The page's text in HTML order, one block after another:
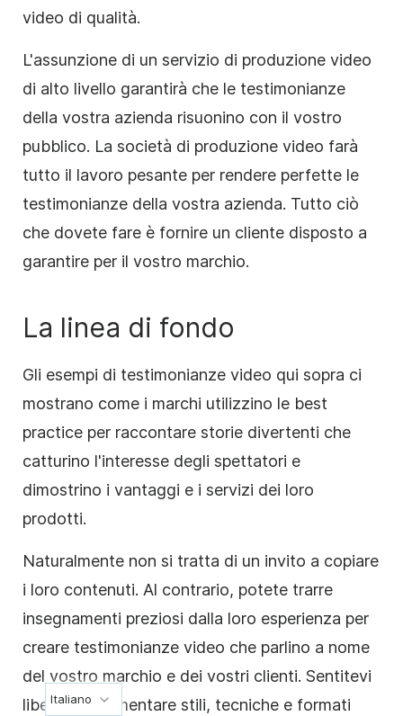
video di qualità.
L'assunzione di un servizio di produzione video
di alto livello garantirà che le testimonianze
della vostra azienda risuonino con il vostro
pubblico. La società di produzione video farà
tutto il lavoro pesante per rendere perfette le
testimonianze della vostra azienda. Tutto ciò
che dovete fare è fornire un cliente disposto a
garantire per il vostro marchio.
La linea di fondo
Gli esempi di testimonianze video qui sopra ci
mostrano come i marchi utilizzino le best
practice per raccontare storie divertenti che
catturino l'interesse degli spettatori e
dimostrino i vantaggi e i servizi dei loro
prodotti.
Naturalmente non si tratta di un invito a copiare
i loro contenuti. Al contrario, potete trarre
insegnamenti preziosi dalla loro esperienza per
creare testimonianze video che parlino a nome
del vostro marchio e dei vostri clienti. Sentitevi
liberi di sperimentare stili, tecniche e formati
Italiano